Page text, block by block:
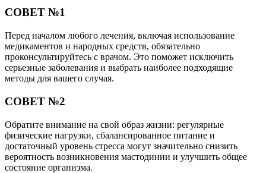
СОВЕТ №1
Перед началом любого лечения, включая использование
медикаментов и народных средств, обязательно
проконсультируйтесь с врачом. Это поможет исключить
серьезные заболевания и выбрать наиболее подходящие
методы для вашего случая.
СОВЕТ №2
Обратите внимание на свой образ жизни: регулярные
физические нагрузки, сбалансированное питание и
достаточный уровень стресса могут значительно снизить
вероятность возникновения мастодинии и улучшить общее
состояние организма.